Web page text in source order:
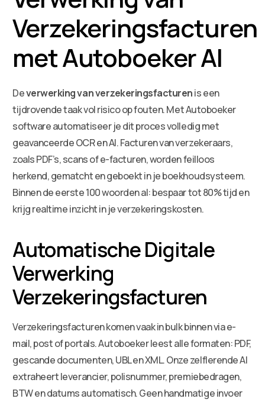
Verzekeringsfacturen
met Autoboeker AI
Deverwerking van verzekeringsfacturenis een
tijdrovende taak vol risico op fouten. Met Autoboeker
software automatiseer je dit proces volledig met
geavanceerde OCR en AI. Facturen van verzekeraars,
zoals PDF’s, scans of e-facturen, worden feilloos
herkend, gematcht en geboekt in je boekhoudsysteem.
Binnen de eerste 100 woorden al: bespaar tot 80% tijd en
krijg realtime inzicht in je verzekeringskosten.
Automatische Digitale
Verwerking
Verzekeringsfacturen
Verzekeringsfacturen komen vaak in bulk binnen via e-
mail, post of portals. Autoboeker leest alle formaten: PDF,
gescande documenten, UBL en XML. Onze zelflerende AI
extraheert leverancier, polisnummer, premiebedragen,
BTW en datums automatisch. Geen handmatige invoer